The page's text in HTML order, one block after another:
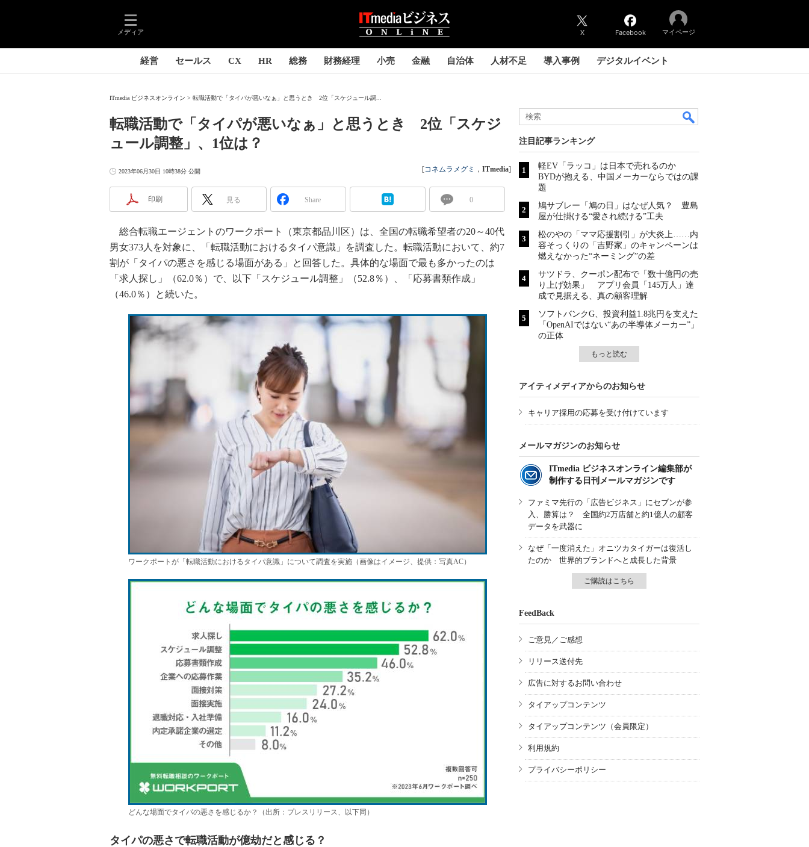
メディア X Facebook マイページ
経営 セールス CX HR 総務 財務経理 小売 金融 自治体 人材不足 導入事例 デジタルイベント
ITmedia ビジネスオンライン 転職活動で「タイパが悪いなぁ」と思うとき 2位「スケジュール調...
転職活動で「タイパが悪いなぁ」と思うとき 2位「スケジ
ュール調整」、1位は？
2023年06月30日 10時38分 公開 [コネムラメグミ ， ITmedia]
印刷 見る Share 0
総合転職エージェントのワークポート（東京都品川区）は、全国の転職希望者の20～40代
男女373人を対象に、「転職活動におけるタイパ意識」を調査した。転職活動において、約7
割が「タイパの悪さを感じる場面がある」と回答した。具体的な場面で最も多かったのは
「求人探し」（62.0％）で、以下「スケジュール調整」（52.8％）、「応募書類作成」
（46.0％）と続いた。
ワークポートが「転職活動におけるタイパ意識」について調査を実施（画像はイメージ、提供：写真AC）
どんな場面でタイパの悪さを感じるか？（出所：プレスリリース、以下同）
タイパの悪さで転職活動が億劫だと感じる？
注目記事ランキング
軽EV「ラッコ」は日本で売れるのか
BYDが抱える、中国メーカーならではの課
題
鳩サブレー「鳩の日」はなぜ人気？ 豊島
屋が仕掛ける“愛され続ける”工夫
松のやの「ママ応援割引」が大炎上……内
容そっくりの「吉野家」のキャンペーンは
燃えなかった“ネーミング”の差
サツドラ、クーポン配布で「数十億円の売
り上げ効果」 アプリ会員「145万人」達
成で見据える、真の顧客理解
ソフトバンクG、投資利益1.8兆円を支えた
「OpenAIではない“あの半導体メーカー”」
の正体
もっと読む
アイティメディアからのお知らせ
キャリア採用の応募を受け付けています
メールマガジンのお知らせ
ITmedia ビジネスオンライン編集部が
制作する日刊メールマガジンです
ファミマ先行の「広告ビジネス」にセブンが参
入、勝算は？ 全国約2万店舗と約1億人の顧客
データを武器に
なぜ「一度消えた」オニツカタイガーは復活し
たのか 世界的ブランドへと成長した背景
ご購読はこちら
FeedBack
ご意見／ご感想
リリース送付先
広告に対するお問い合わせ
タイアップコンテンツ
タイアップコンテンツ（会員限定）
利用規約
プライバシーポリシー